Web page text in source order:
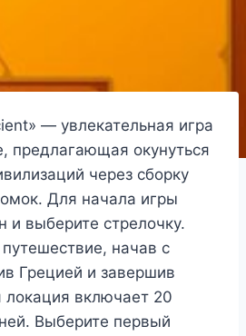
— увлекательная игра
предлагающая окунуться
через сборку
Для начала игры
и выберите стрелочку.
начав с
Грецией и завершив
включает 20
Выберите первый